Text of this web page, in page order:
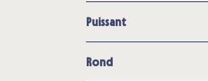
Puissant
Rond